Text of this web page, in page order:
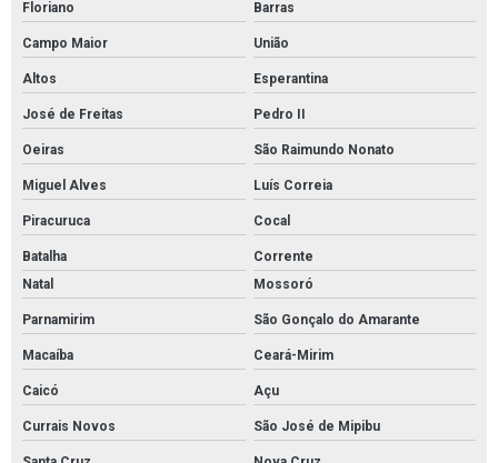
Floriano Barras
Campo Maior União
Altos Esperantina
José de Freitas Pedro II
Oeiras São Raimundo Nonato
Miguel Alves Luís Correia
Piracuruca Cocal
Batalha
Corrente
Natal
Mossoró
Parnamirim São Gonçalo do Amarante
Macaíba Ceará-Mirim
Caicó Açu
Currais Novos São José de Mipibu